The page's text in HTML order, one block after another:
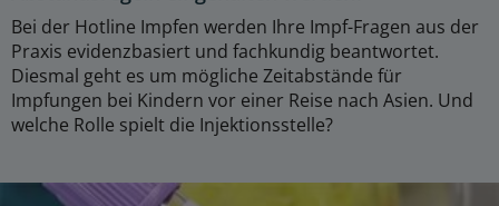
Bei der Hotline Impfen werden Ihre Impf-Fragen aus der
Praxis evidenzbasiert und fachkundig beantwortet.
Diesmal geht es um mögliche Zeitabstände für
Impfungen bei Kindern vor einer Reise nach Asien. Und
welche Rolle spielt die Injektionsstelle?